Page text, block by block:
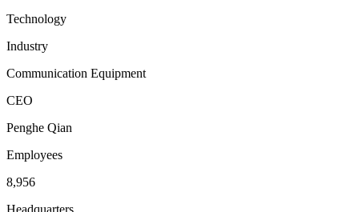
Technology
Industry
Communication Equipment
CEO
Penghe Qian
Employees
8,956
Headquarters